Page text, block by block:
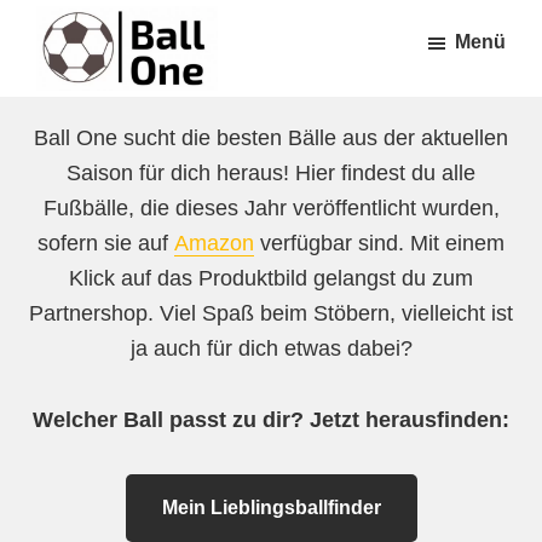
Inhalt
springen
Fußzeile
springen
One
Fußball!
Menü
Ball One sucht die besten Bälle aus der aktuellen
Saison für dich heraus! Hier findest du alle
Fußbälle, die dieses Jahr veröffentlicht wurden,
sofern sie auf Amazon verfügbar sind. Mit einem
Klick auf das Produktbild gelangst du zum
Partnershop. Viel Spaß beim Stöbern, vielleicht ist
ja auch für dich etwas dabei?
Welcher Ball passt zu dir? Jetzt herausfinden:
Mein Lieblingsballfinder